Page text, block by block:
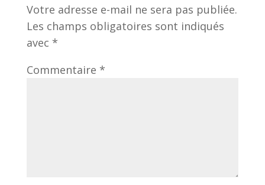
Votre adresse e-mail ne sera pas publiée.
Les champs obligatoires sont indiqués
avec *
Commentaire *